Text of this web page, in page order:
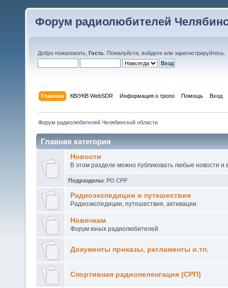
Форум радиолюбителей
Добро пожаловать, Гость . Пожалуйста, войдите или зарегистрируйтесь
Главная КВ/УКВ WebSDR Информация о тропо Помощь Вход
Форум радиолюбителей Челябинской области
Главная категория
Новости
В этом разделе можно публиковать любые новости и
Подразделы: РО СРР
Радиоэкспедиции и путешествия
Радиоэкспедиции, путешествия, активации
Новичкам
Форум юных радиолюбителей
Документы приказы, регламенты и.тп.
Спортивная радиопеленгация (СРП)